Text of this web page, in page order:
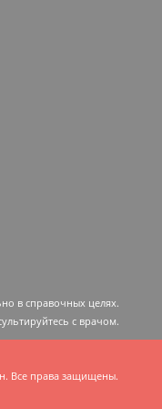
в справочных целях.
c врачом.
Все права защищены.